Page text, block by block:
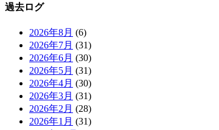
過去ログ
2026年8月 (6)
2026年7月 (31)
2026年6月 (30)
2026年5月 (31)
2026年4月 (30)
2026年3月 (31)
2026年2月 (28)
2026年1月 (31)